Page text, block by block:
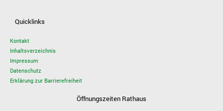
Quicklinks
Kontakt
Inhaltsverzeichnis
Impressum
Datenschutz
Erklärung zur Barrierefreiheit
Öffnungszeiten Rathaus